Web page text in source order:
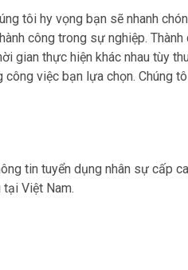
tôi hy vọng bạn sẽ nhanh
công trong sự nghiệp.
gian thực hiện khác nhau tùy
công việc bạn lựa chọn. Chúng
tin tuyển dụng nhân sự cấp
tại Việt Nam.